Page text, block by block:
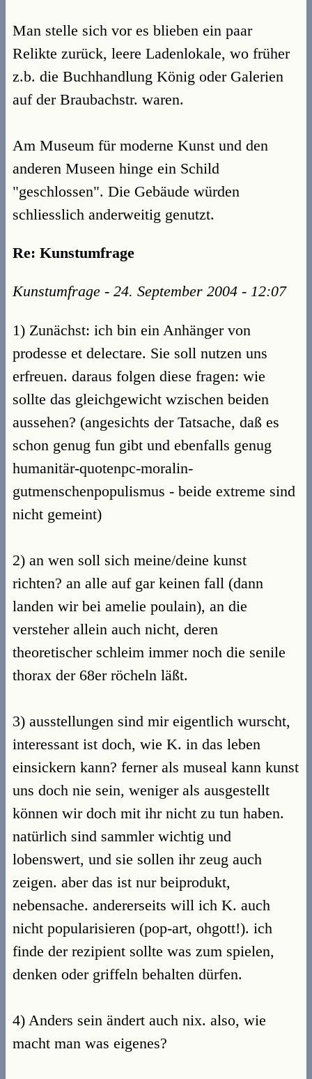
Man stelle sich vor es blieben ein paar
Relikte zurück, leere Ladenlokale, wo früher
z.b. die Buchhandlung König oder Galerien
auf der Braubachstr. waren.
Am Museum für moderne Kunst und den
anderen Museen hinge ein Schild
"geschlossen". Die Gebäude würden
schliesslich anderweitig genutzt.
Re: Kunstumfrage
Kunstumfrage - 24. September 2004 - 12:07
1) Zunächst: ich bin ein Anhänger von
prodesse et delectare. Sie soll nutzen uns
erfreuen. daraus folgen diese fragen: wie
sollte das gleichgewicht wzischen beiden
aussehen? (angesichts der Tatsache, daß es
schon genug fun gibt und ebenfalls genug
humanitär-quotenpc-moralin-
gutmenschenpopulismus - beide extreme sind
nicht gemeint)
2) an wen soll sich meine/deine kunst
richten? an alle auf gar keinen fall (dann
landen wir bei amelie poulain), an die
versteher allein auch nicht, deren
theoretischer schleim immer noch die senile
thorax der 68er röcheln läßt.
3) ausstellungen sind mir eigentlich wurscht,
interessant ist doch, wie K. in das leben
einsickern kann? ferner als museal kann kunst
uns doch nie sein, weniger als ausgestellt
können wir doch mit ihr nicht zu tun haben.
natürlich sind sammler wichtig und
lobenswert, und sie sollen ihr zeug auch
zeigen. aber das ist nur beiprodukt,
nebensache. andererseits will ich K. auch
nicht popularisieren (pop-art, ohgott!). ich
finde der rezipient sollte was zum spielen,
denken oder griffeln behalten dürfen.
4) Anders sein ändert auch nix. also, wie
macht man was eigenes?